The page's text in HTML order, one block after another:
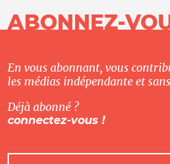
ABONNEZ-
En vous abonnant, vous
les médias indépendante et
Déjà abonné ?
connectez-vous !